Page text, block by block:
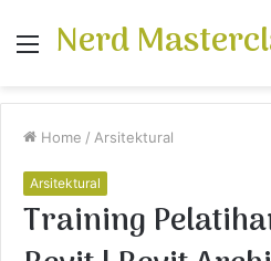
Menu
Nerd
Home / Arsitektural
Arsitektural
Training